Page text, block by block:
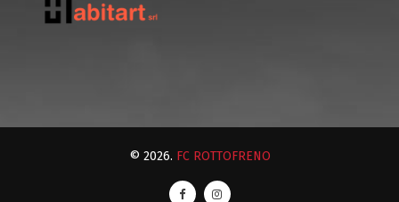
© 2026. FC ROTTOFRENO